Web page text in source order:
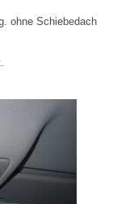
ohne Schiebedach